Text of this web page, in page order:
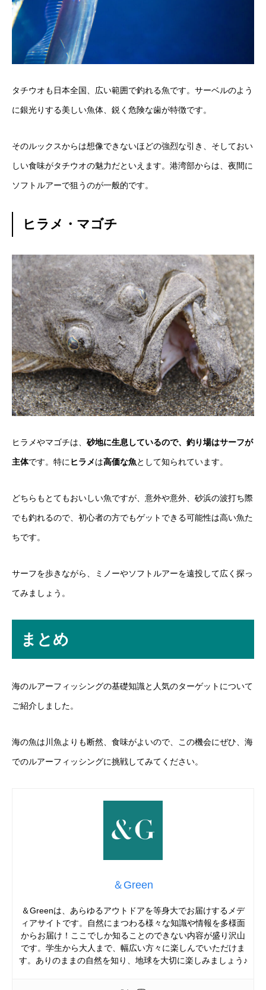
タチウオも日本全国、広い範囲で釣れる魚です。サーベルのよう
に銀光りする美しい魚体、鋭く危険な歯が特徴です。
そのルックスからは想像できないほどの強烈な引き、そしておい
しい食味がタチウオの魅力だといえます。港湾部からは、夜間に
ソフトルアーで狙うのが一般的です。
ヒラメ・マゴチ
ヒラメやマゴチは、 砂地に生息しているので、釣り場はサーフが
主体です。特に ヒラメは高価な魚として知られています。
どちらもとてもおいしい魚ですが、意外や意外、砂浜の波打ち際
でも釣れるので、初心者の方でもゲットできる可能性は高い魚た
ちです。
サーフを歩きながら、ミノーやソフトルアーを遠投して広く探っ
てみましょう。
まとめ
海のルアーフィッシングの基礎知識と人気のターゲットについて
ご紹介しました。
海の魚は川魚よりも断然、食味がよいので、この機会にぜひ、海
でのルアーフィッシングに挑戦してみてください。
＆Green
＆Greenは、あらゆるアウトドアを等身大でお届けするメデ
ィアサイトです。自然にまつわる様々な知識や情報を多様面
からお届け！ここでしか知ることのできない内容が盛り沢山
です。学生から大人まで、幅広い方々に楽しんでいただけま
す。ありのままの自然を知り、地球を大切に楽しみましょう♪